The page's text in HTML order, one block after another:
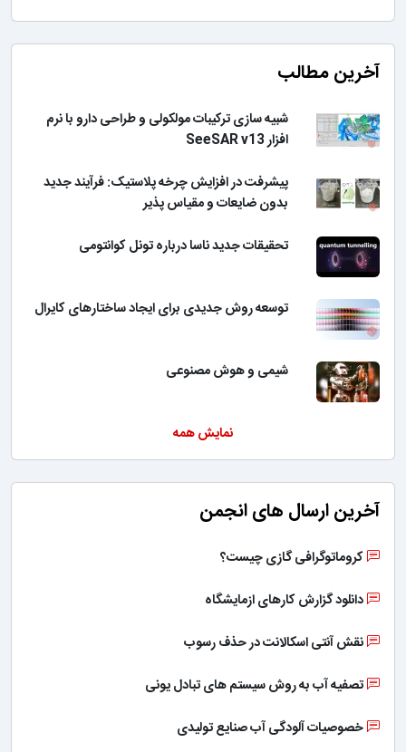
آخرین مطالب
شبیه سازی ترکیبات مولکولی و طراحی دارو با نرم
افزار SeeSAR v13
پیشرفت در افزایش چرخه پلاستیک: فرآیند جدید
بدون ضایعات و مقیاس پذیر
تحقیقات جدید ناسا درباره تونل کوانتومی
توسعه روش جدیدی برای ایجاد ساختارهای کایرال
شیمی و هوش مصنوعی
نمایش همه
آخرین ارسال های انجمن
کروماتوگرافی گازی چیست؟
دانلود گزارش کارهای ازمایشگاه
نقش آنتی اسکالانت در حذف رسوب
تصفیه آب به روش سیستم های تبادل یونی
خصوصیات آلودگی آب صنایع تولیدی